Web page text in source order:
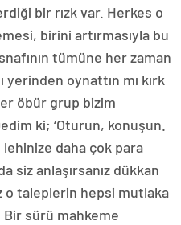
bir rızk var. Herkes o
birini artırmasıyla bu
tümüne her zaman
oynattın mı kırk
öbür grup bizim
ki; ‘Oturun, konuşun.
daha çok para
siz anlaşırsanız dükkan
o taleplerin hepsi mutlaka
sürü mahkeme